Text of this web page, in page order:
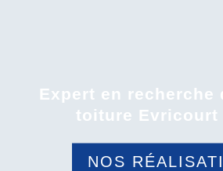
Expert en recherche
toiture Evricourt
NOS